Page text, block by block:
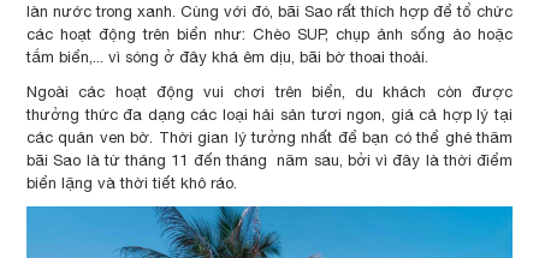
làn nước trong xanh. Cùng với đó, bãi Sao rất thích hợp để tổ chức
các hoạt động trên biển như: Chèo SUP, chụp ảnh sống ảo hoặc
tắm biển,... vì sóng ở đây khá êm dịu, bãi bờ thoai thoải.
Ngoài các hoạt động vui chơi trên biển, du khách còn được
thưởng thức đa dạng các loại hải sản tươi ngon, giá cả hợp lý tại
các quán ven bờ. Thời gian lý tưởng nhất để bạn có thể ghé thăm
bãi Sao là từ tháng 11 đến tháng năm sau, bởi vì đây là thời điểm
biển lặng và thời tiết khô ráo.